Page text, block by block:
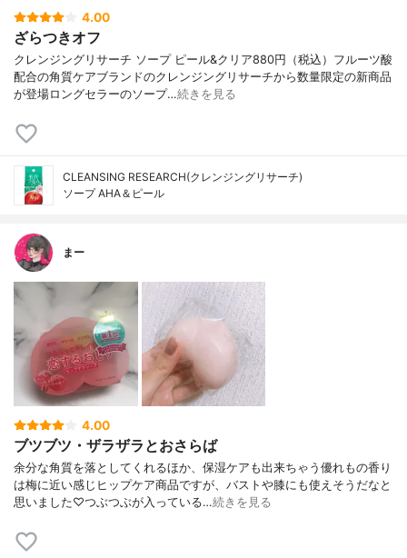
4.00
ざらつきオフ
クレンジングリサーチ ソープ ピール&クリア880円（税込）フルーツ酸
配合の角質ケアブランドのクレンジングリサーチから数量限定の新商品
が登場ロングセラーのソープ…続きを見る
CLEANSING RESEARCH(クレンジングリサーチ)
ソープ AHA＆ピール
まー
4.00
ブツブツ・ザラザラとおさらば
余分な角質を落としてくれるほか、保湿ケアも出来ちゃう優れもの香り
は梅に近い感じヒップケア商品ですが、バストや膝にも使えそうだなと
思いました♡つぶつぶが入っている…続きを見る